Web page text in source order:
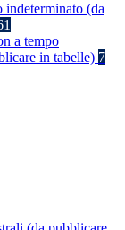
indeterminato (da
a tempo
in tabelle) 7